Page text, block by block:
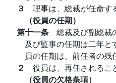
３ 理事は、総裁が任命す
（役員の任期）
第十一条 総裁及び副総裁
及び監事の任期は二年と
員の任期は、前任者の残
２ 役員は、再任されるこ
（役員の欠格条項）